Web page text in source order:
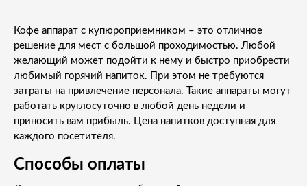
Кофе аппарат с купюроприемником – это отличное
решение для мест с большой проходимостью. Любой
желающий может подойти к нему и быстро приобрести
любимый горячий напиток. При этом не требуются
затраты на привлечение персонала. Такие аппараты могут
работать круглосуточно в любой день недели и
приносить вам прибыль. Цена напитков доступная для
каждого посетителя.
Способы оплаты